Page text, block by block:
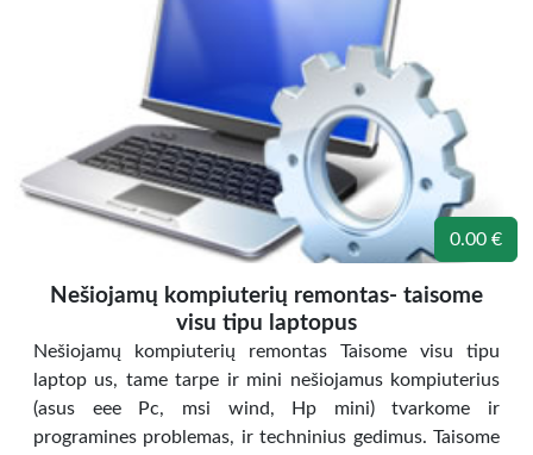
0.00 €
Nešiojamų kompiuterių remontas- taisome
visu tipu laptopus
Nešiojamų kompiuterių remontas Taisome visu tipu
laptop us, tame tarpe ir mini nešiojamus kompiuterius
(asus eee Pc, msi wind, Hp mini) tvarkome ir
programines problemas, ir techninius gedimus. Taisome